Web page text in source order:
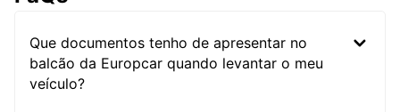
Que documentos tenho de apresentar no
balcão da Europcar quando levantar o meu
veículo?